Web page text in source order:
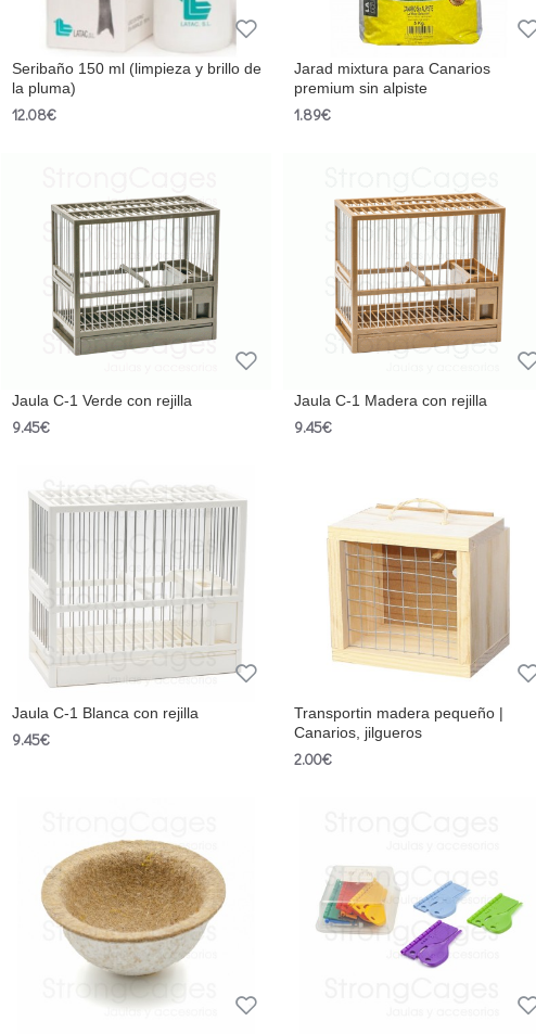
Seribaño 150 ml (limpieza y brillo de
la pluma)
12.08€
Jarad mixtura para Canarios
premium sin alpiste
1.89€
Jaula C-1 Verde con rejilla
9.45€
Jaula C-1 Madera con rejilla
9.45€
Jaula C-1 Blanca con rejilla
9.45€
Transportin madera pequeño |
Canarios, jilgueros
2.00€